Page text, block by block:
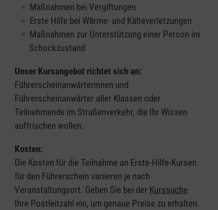
Maßnahmen bei Vergiftungen
Erste Hilfe bei Wärme- und Kälteverletzungen
Maßnahmen zur Unterstützung einer Person im
Schockzustand
Unser Kursangebot richtet sich an:
Führerscheinanwärterinnen und
Führerscheinanwärter aller Klassen oder
Teilnehmende im Straßenverkehr, die Ihr Wissen
auffrischen wollen.
Kosten:
Die Kosten für die Teilnahme an Erste-Hilfe-Kursen
für den Führerschein variieren je nach
Veranstaltungsort. Geben Sie bei der Kurssuche
Ihre Postleitzahl ein, um genaue Preise zu erhalten.